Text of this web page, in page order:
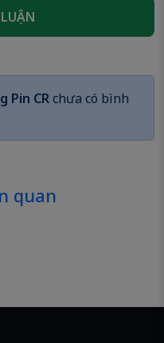
Pin CRchưa có bình
quan